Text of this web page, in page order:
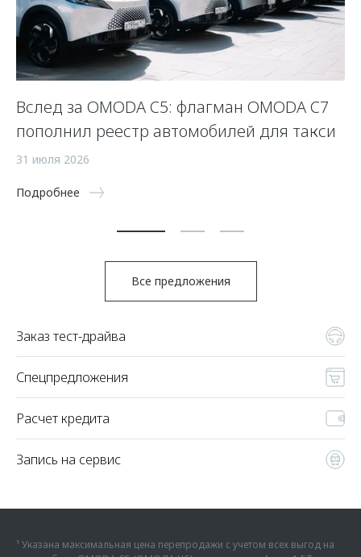
Вслед за OMODA C5: флагман OMODA C7
пополнил реестр автомобилей для такси
31 июля 2026
Подробнее
Все предложения
Заказ тест-драйва
Спецпредложения
Расчет кредита
Запись на сервис
¹ Указана максимальная цена перепродажи с учетом всех выгод на